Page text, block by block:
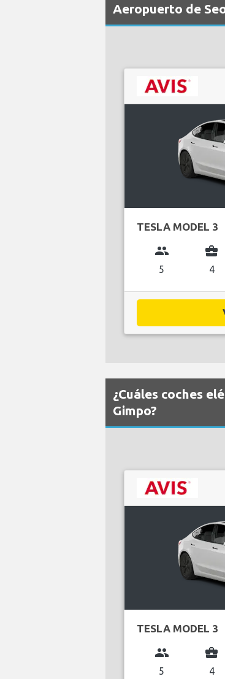
Aeropuerto de
TESLA MODEL 3
group
5
business_center
4
¿Cuáles coches
Gimpo?
TESLA MODEL 3
group
5
business_center
4